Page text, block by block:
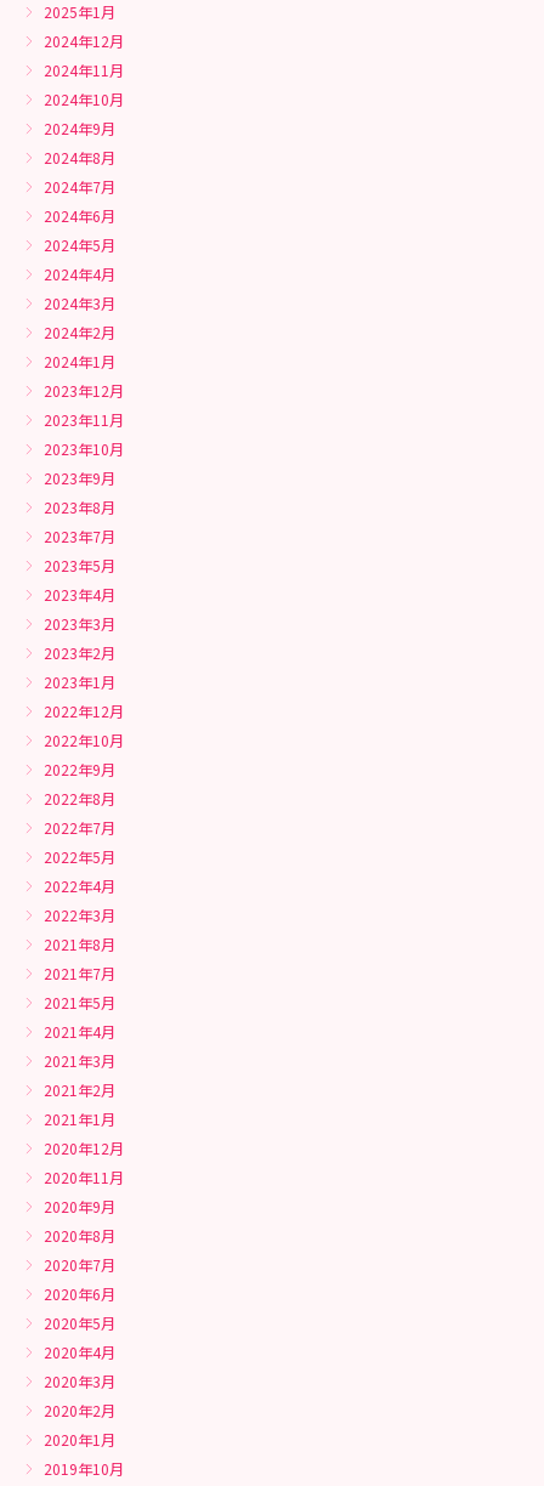
2025年1月
2024年12月
2024年11月
2024年10月
2024年9月
2024年8月
2024年7月
2024年6月
2024年5月
2024年4月
2024年3月
2024年2月
2024年1月
2023年12月
2023年11月
2023年10月
2023年9月
2023年8月
2023年7月
2023年5月
2023年4月
2023年3月
2023年2月
2023年1月
2022年12月
2022年10月
2022年9月
2022年8月
2022年7月
2022年5月
2022年4月
2022年3月
2021年8月
2021年7月
2021年5月
2021年4月
2021年3月
2021年2月
2021年1月
2020年12月
2020年11月
2020年9月
2020年8月
2020年7月
2020年6月
2020年5月
2020年4月
2020年3月
2020年2月
2020年1月
2019年10月